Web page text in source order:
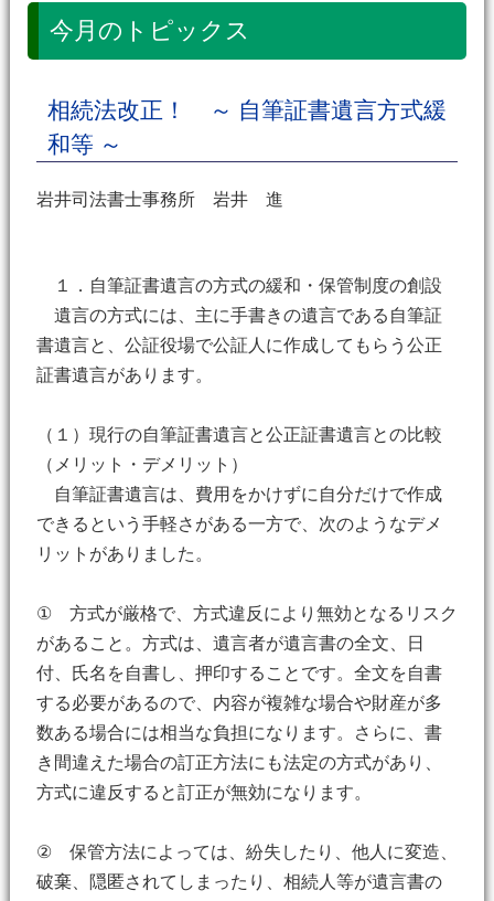
今月のトピックス
相続法改正！ ～ 自筆証書遺言方式緩
和等 ～
岩井司法書士事務所 岩井 進
１．自筆証書遺言の方式の緩和・保管制度の創設
遺言の方式には、主に手書きの遺言である自筆証
書遺言と、公証役場で公証人に作成してもらう公正
証書遺言があります。
（１）現行の自筆証書遺言と公正証書遺言との比較
（メリット・デメリット）
自筆証書遺言は、費用をかけずに自分だけで作成
できるという手軽さがある一方で、次のようなデメ
リットがありました。
① 方式が厳格で、方式違反により無効となるリスク
があること。方式は、遺言者が遺言書の全文、日
付、氏名を自書し、押印することです。全文を自書
する必要があるので、内容が複雑な場合や財産が多
数ある場合には相当な負担になります。さらに、書
き間違えた場合の訂正方法にも法定の方式があり、
方式に違反すると訂正が無効になります。
② 保管方法によっては、紛失したり、他人に変造、
破棄、隠匿されてしまったり、相続人等が遺言書の